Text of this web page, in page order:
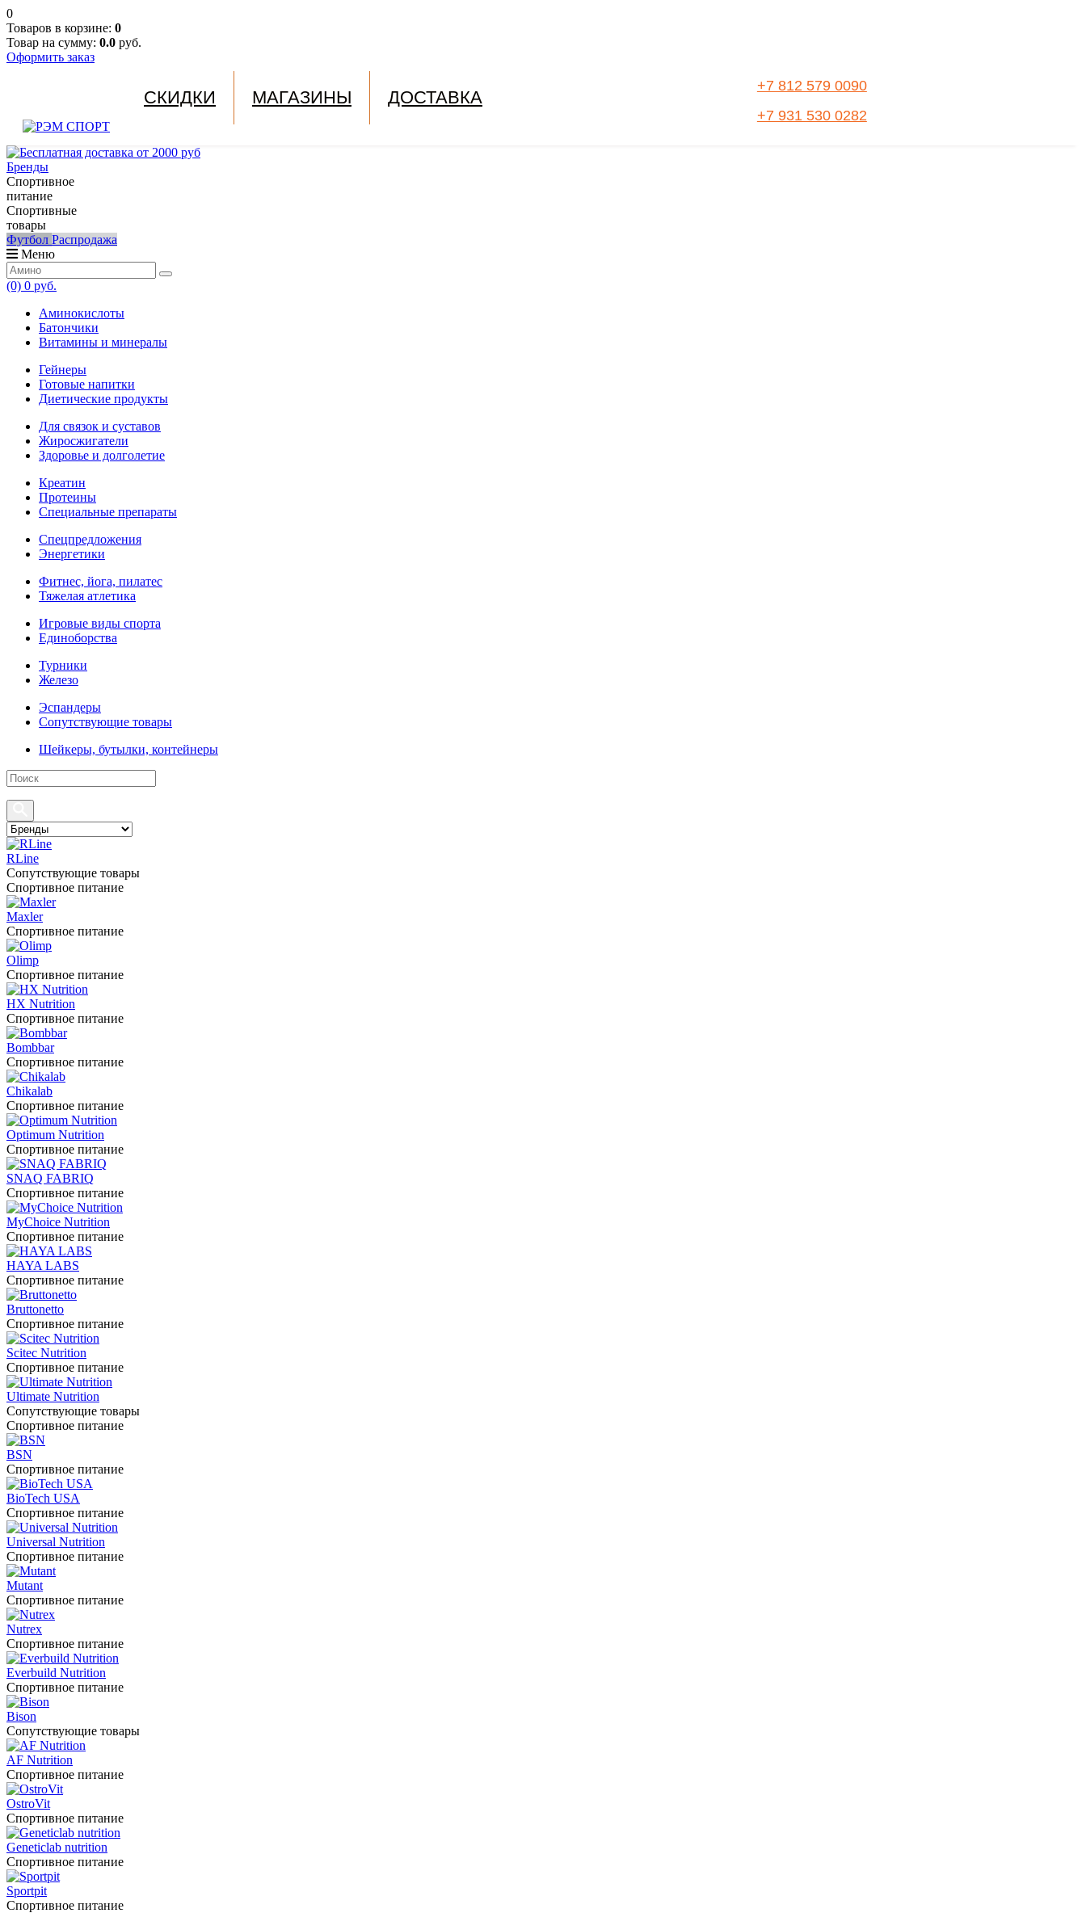
0
Товаров в корзине: 0
Товар на сумму: 0.0 руб.
Оформить заказ
СКИДКИ МАГАЗИНЫ ДОСТАВКА
+7 812 579 0090
+7 931 530 0282
Бренды
Спортивное
питание
Спортивные
товары
Футбол Распродажа
Меню
(0) 0 руб.
Аминокислоты
Батончики
Витамины и минералы
Гейнеры
Готовые напитки
Диетические продукты
Для связок и суставов
Жиросжигатели
Здоровье и долголетие
Креатин
Протеины
Специальные препараты
Спецпредложения
Энергетики
Фитнес, йога, пилатес
Тяжелая атлетика
Игровые виды спорта
Единоборства
Турники
Железо
Эспандеры
Сопутствующие товары
Шейкеры, бутылки, контейнеры
RLine
Сопутствующие товары
Спортивное питание
Maxler
Спортивное питание
Olimp
Спортивное питание
HX Nutrition
Спортивное питание
Bombbar
Спортивное питание
Chikalab
Спортивное питание
Optimum Nutrition
Спортивное питание
SNAQ FABRIQ
Спортивное питание
MyChoice Nutrition
Спортивное питание
HAYA LABS
Спортивное питание
Bruttonetto
Спортивное питание
Scitec Nutrition
Спортивное питание
Ultimate Nutrition
Сопутствующие товары
Спортивное питание
BSN
Спортивное питание
BioTech USA
Спортивное питание
Universal Nutrition
Спортивное питание
Mutant
Спортивное питание
Nutrex
Спортивное питание
Everbuild Nutrition
Спортивное питание
Bison
Сопутствующие товары
AF Nutrition
Спортивное питание
OstroVit
Спортивное питание
Geneticlab nutrition
Спортивное питание
Sportpit
Спортивное питание